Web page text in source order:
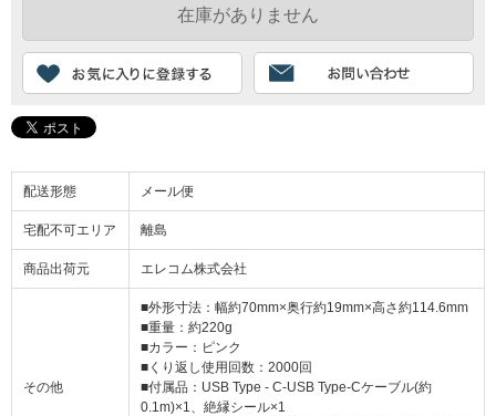
配送形態 メール便
宅配不可エリア 離島
商品出荷元 エレコム株式会社
その他
■外形寸法：幅約70mm×奥行約19mm×高さ約114.6mm
■重量：約220g
■カラー：ピンク
■くり返し使用回数：2000回
■付属品：USB Type - C-USB Type-Cケーブル(約
0.1m)×1、絶縁シール×1